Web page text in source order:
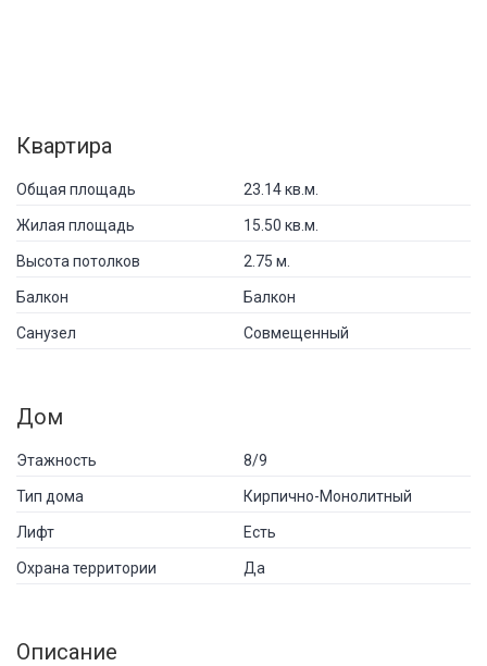
Квартира
Общая площадь 23.14 кв.м.
Жилая площадь 15.50 кв.м.
Высота потолков 2.75 м.
Балкон Балкон
Санузел Совмещенный
Дом
Этажность 8/9
Тип дома Кирпично-Монолитный
Лифт Есть
Охрана территории Да
Описание